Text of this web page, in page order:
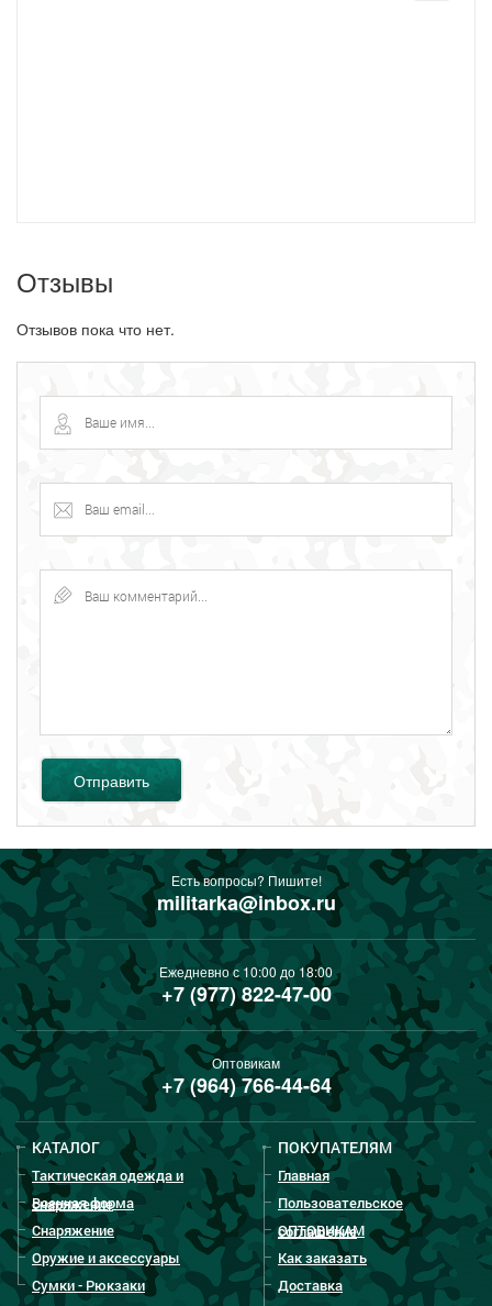
Отзывы
Отзывов пока что нет.
Отправить
Есть вопросы? Пишите!
militarka@inbox.ru
Ежедневно с 10:00 до 18:00
+7 (977) 822-47-00
Оптовикам
+7 (964) 766-44-64
КАТАЛОГ
Тактическая одежда и
снаряжение
Военная форма
Снаряжение
Оружие и аксессуары
Сумки - Рюкзаки
ПОКУПАТЕЛЯМ
Главная
Пользовательское
соглашение
ОПТОВИКАМ
Как заказать
Доставка